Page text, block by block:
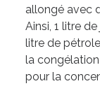
allongé avec
Ainsi, 1 litre
litre de
la congélation
pour la